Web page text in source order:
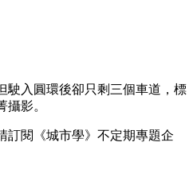
駛入圓環後卻只剩三個車道，標
影。
訂閱《城市學》不定期專題企